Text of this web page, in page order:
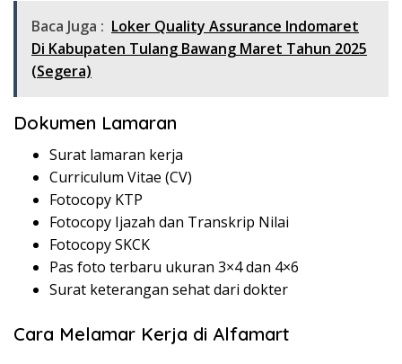
Baca Juga : Loker Quality Assurance Indomaret
Di Kabupaten Tulang Bawang Maret Tahun 2025
(Segera)
Dokumen Lamaran
Surat lamaran kerja
Curriculum Vitae (CV)
Fotocopy KTP
Fotocopy Ijazah dan Transkrip Nilai
Fotocopy SKCK
Pas foto terbaru ukuran 3×4 dan 4×6
Surat keterangan sehat dari dokter
Cara Melamar Kerja di Alfamart